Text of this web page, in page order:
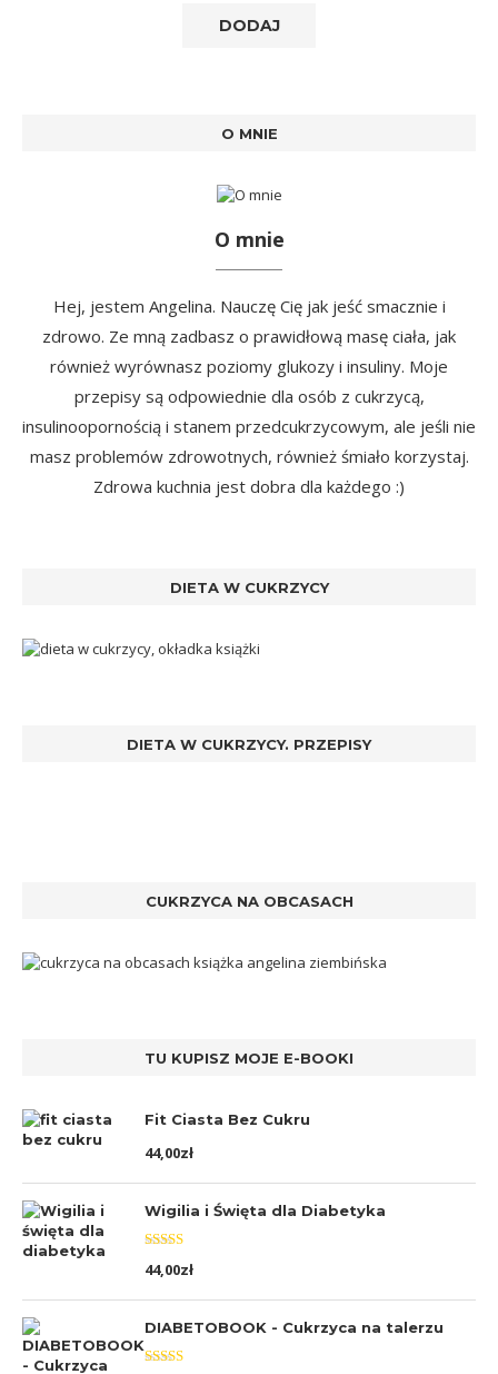
O MNIE
O mnie
Hej, jestem Angelina. Nauczę Cię jak jeść smacznie i
zdrowo. Ze mną zadbasz o prawidłową masę ciała, jak
również wyrównasz poziomy glukozy i insuliny. Moje
przepisy są odpowiednie dla osób z cukrzycą,
insulinoopornością i stanem przedcukrzycowym, ale jeśli nie
masz problemów zdrowotnych, również śmiało korzystaj.
Zdrowa kuchnia jest dobra dla każdego :)
DIETA W CUKRZYCY
DIETA W CUKRZYCY. PRZEPISY
CUKRZYCA NA OBCASACH
TU KUPISZ MOJE E-BOOKI
Fit Ciasta Bez Cukru
44,00zł
Wigilia i Święta dla Diabetyka
Oceniono
5.00na 5
44,00zł
DIABETOBOOK - Cukrzyca na talerzu